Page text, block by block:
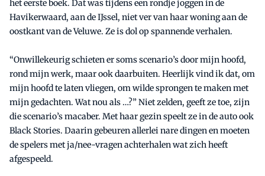
het eerste boek. Dat was tijdens een rondje joggen in de
Havikerwaard, aan de IJssel, niet ver van haar woning aan de
oostkant van de Veluwe. Ze is dol op spannende verhalen.
“Onwillekeurig schieten er soms scenario’s door mijn hoofd,
rond mijn werk, maar ook daarbuiten. Heerlijk vind ik dat, om
mijn hoofd te laten vliegen, om wilde sprongen te maken met
mijn gedachten. Wat nou als …?” Niet zelden, geeft ze toe, zijn
die scenario’s macaber. Met haar gezin speelt ze in de auto ook
Black Stories. Daarin gebeuren allerlei nare dingen en moeten
de spelers met ja/nee-vragen achterhalen wat zich heeft
afgespeeld.